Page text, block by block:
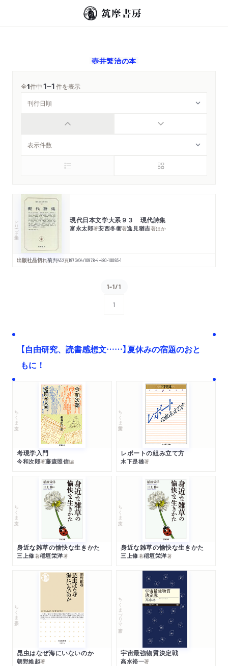
壺井繁治の本
全1件中1─1件を表示
シリーズ・全集 現代日本文学大系９３ 現代詩集
富永太郎著安西冬衞著逸見猶吉著ほか
出版社品切れ菊判432頁1973/04/10978-4-480-10093-1
1-1/1
1
【自由研究、読書感想文……】夏休みの宿題のおと
もに！
ちくま文庫
考現学入門
今和次郎著藤森照信編
ちくま学芸文庫
レポートの組み立て方
木下是雄著
ちくま文庫
身近な雑草の愉快な生きかた
三上修著稲垣栄洋著
ちくま文庫
身近な雑草の愉快な生きかた
三上修著稲垣栄洋著
ちくま新書
昆虫はなぜ海にいないのか
朝野維起著
ちくまプリマー新書
宇宙最強物質決定戦
高水裕一著